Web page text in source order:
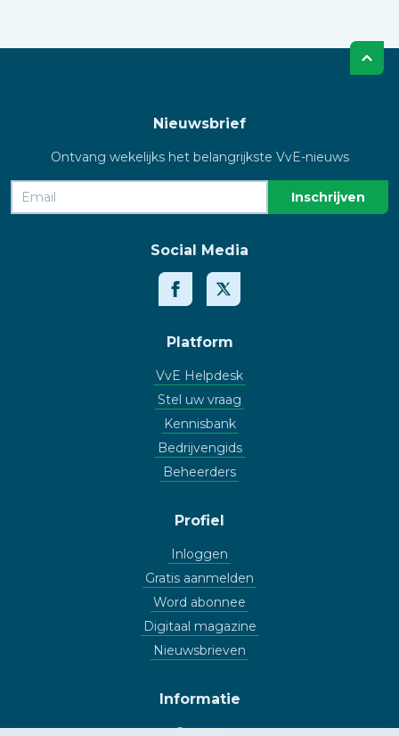
Nieuwsbrief
Ontvang wekelijks het belangrijkste VvE-nieuws
Social Media
Platform
VvE Helpdesk
Stel uw vraag
Kennisbank
Bedrijvengids
Beheerders
Profiel
Inloggen
Gratis aanmelden
Word abonnee
Digitaal magazine
Nieuwsbrieven
Informatie
Contact